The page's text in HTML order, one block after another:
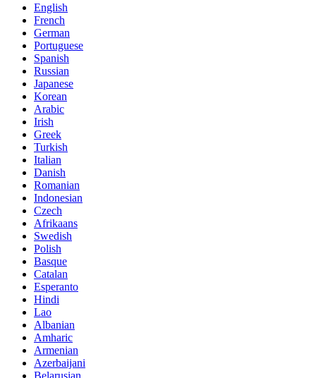
English
French
German
Portuguese
Spanish
Russian
Japanese
Korean
Arabic
Irish
Greek
Turkish
Italian
Danish
Romanian
Indonesian
Czech
Afrikaans
Swedish
Polish
Basque
Catalan
Esperanto
Hindi
Lao
Albanian
Amharic
Armenian
Azerbaijani
Belarusian